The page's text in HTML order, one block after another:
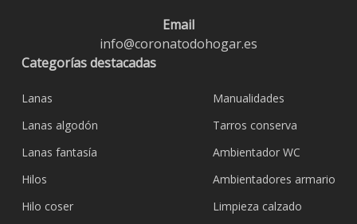
Email
info@coronatodohogar.es
Categorías destacadas
Lanas
Lanas algodón
Lanas fantasía
Hilos
Hilo coser
Manualidades
Tarros conserva
Ambientador WC
Ambientadores armario
Limpieza calzado